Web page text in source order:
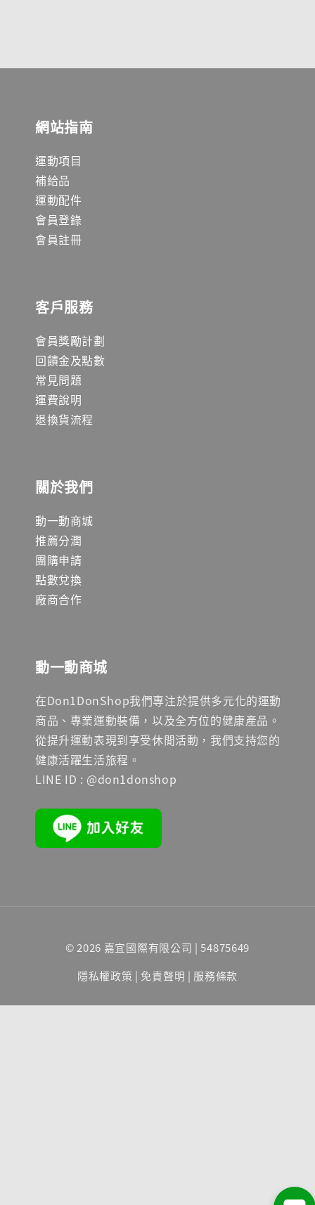
網站指南
運動項目
補給品
運動配件
會員登錄
會員註冊
客戶服務
會員獎勵計劃
回饋金及點數
常見問題
運費說明
退換貨流程
關於我們
動一動商城
推薦分潤
團購申請
點數兌換
廠商合作
動一動商城
在Don1DonShop我們專注於提供多元化的運動
商品、專業運動裝備，以及全方位的健康產品。
從提升運動表現到享受休閒活動，我們支持您的
健康活躍生活旅程。
LINE ID : @don1donshop
© 2026 嘉宜國際有限公司 | 54875649
隱私權政策 | 免責聲明 | 服務條款